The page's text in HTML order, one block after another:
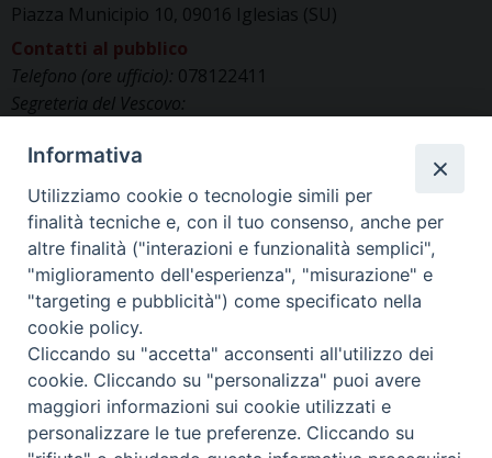
Piazza Municipio 10, 09016 Iglesias (SU)
Contatti al pubblico
Telefono (ore ufficio): 078122411
Segreteria del Vescovo:
Uffici di Curia:curia_iglesias@libero.it
Cancelleria (richiesta documenti):
canc.curia.iglesias@tiscali.it
Comunicazione & media (ufficio stampa):
ucs.iglesias@gmail.com
Informativa
Utilizziamo cookie o tecnologie simili per
finalità tecniche e, con il tuo consenso, anche per
altre finalità ("interazioni e funzionalità semplici",
"miglioramento dell'esperienza", "misurazione" e
"targeting e pubblicità") come specificato nella
cookie policy.
Cliccando su "accetta" acconsenti all'utilizzo dei
cookie. Cliccando su "personalizza" puoi avere
maggiori informazioni sui cookie utilizzati e
personalizzare le tue preferenze. Cliccando su